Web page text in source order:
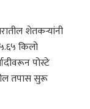
शेतकऱ्यांनी
किलो
पोस्टे
तपास सुरू